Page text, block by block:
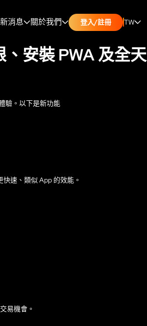
消息 關於我們 登入/註冊 TW
安裝 PWA 及全天
驗。以下是新功能
速、類似 App 的效能。
易機會。